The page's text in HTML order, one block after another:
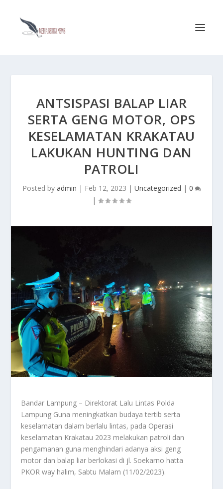
ANTSISPASI BALAP LIAR
SERTA GENG MOTOR, OPS
KESELAMATAN KRAKATAU
LAKUKAN HUNTING DAN
PATROLI
Posted by admin | Feb 12, 2023 | Uncategorized | 0
|
Bandar Lampung – Direktorat Lalu Lintas Polda
Lampung Guna meningkatkan budaya tertib serta
keselamatan dalam berlalu lintas, pada Operasi
keselamatan Krakatau 2023 melakukan patroli dan
pengamanan guna menghindari adanya aksi geng
motor dan balap liar berlokasi di jl. Soekarno hatta
PKOR way halim, Sabtu Malam (11/02/2023).